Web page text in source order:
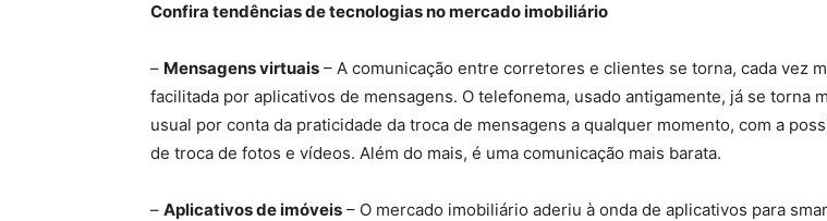
Confira tendências de tecnologias no mercado imobiliário
– Mensagens virtuais – A comunicação entre corretores e clientes se torna, cada vez
facilitada por aplicativos de mensagens. O telefonema, usado antigamente, já se torna
usual por conta da praticidade da troca de mensagens a qualquer momento, com a
de troca de fotos e vídeos. Além do mais, é uma comunicação mais barata.
– Aplicativos de imóveis – O mercado imobiliário aderiu à onda de aplicativos para